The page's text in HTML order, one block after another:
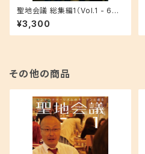
聖地会議 総集編1（Vol.1 - 6収
録）
¥3,300
その他の商品